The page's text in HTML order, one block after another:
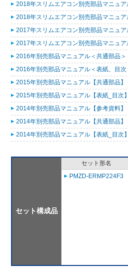
2018年スリムエアコン別売部品マニュ
2018年スリムエアコン別売部品マニュ
2017年スリムエアコン別売部品マニュ
2017年スリムエアコン別売部品マニュ
2016年別売部品マニュアル＜共通部品＞
2016年別売部品マニュアル＜表紙、目
2015年別売部品マニュアル【共通部品】
2015年別売部品マニュアル【表紙_目次
2014年別売部品マニュアル【参考資料】
2014年別売部品マニュアル【共通部品】
2014年別売部品マニュアル【表紙_目次
セット構成品
セット形名
PMZD-ERMP224F3